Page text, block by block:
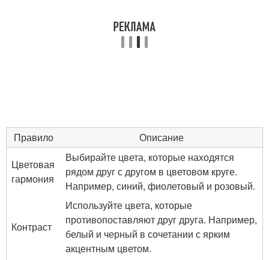
Правило
Описание
Цветовая
гармония
Выбирайте цвета, которые находятся
рядом друг с другом в цветовом круге.
Например, синий, фиолетовый и розовый.
Контраст
Используйте цвета, которые
противопоставляют друг друга. Например,
белый и черный в сочетании с ярким
акцентным цветом.